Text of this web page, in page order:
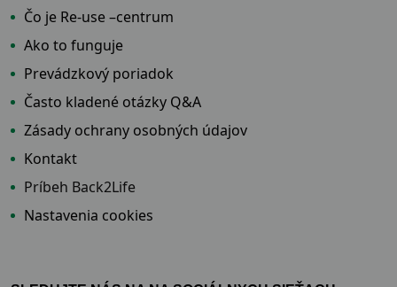
Čo je Re-use –centrum
Ako to funguje
Prevádzkový poriadok
Často kladené otázky Q&A
Zásady ochrany osobných údajov
Kontakt
Príbeh Back2Life
Nastavenia cookies